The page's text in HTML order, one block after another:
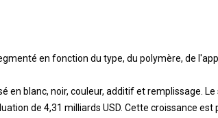
en fonction du type, du polymère, de
en blanc, noir, couleur, additif et remplissage.
de 4,31 milliards USD. Cette croissance